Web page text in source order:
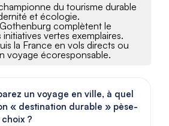
du tourisme durable
et écologie.
complètent le
vertes exemplaires.
la France en vols directs ou
voyage écoresponsable.
un voyage en ville, à quel
« destination durable » pèse-
?